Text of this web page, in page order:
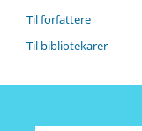
Til forfattere
Til bibliotekarer